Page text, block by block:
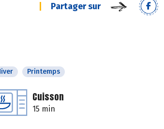
Partager sur
Printemps
Cuisson
15 min